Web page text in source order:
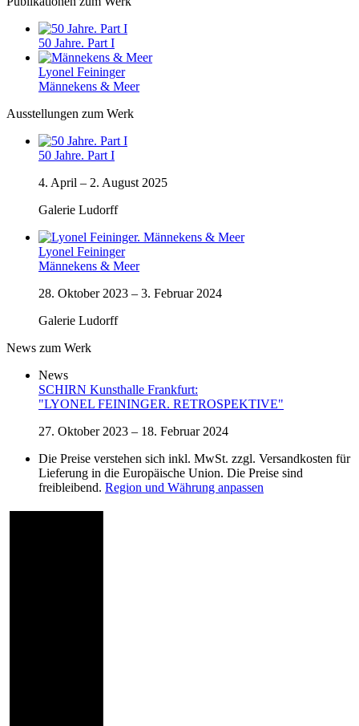
50 Jahre. Part I
Lyonel Feininger
Männekens & Meer
Ausstellungen zum Werk
50 Jahre. Part I
4. April – 2. August 2025
Galerie Ludorff
Lyonel Feininger
Männekens & Meer
28. Oktober 2023 – 3. Februar 2024
Galerie Ludorff
News zum Werk
News
SCHIRN Kunsthalle Frankfurt:
"LYONEL FEININGER. RETROSPEKTIVE"
27. Oktober 2023 – 18. Februar 2024
Die Preise verstehen sich inkl. MwSt. zzgl. Versandkosten für
Lieferung in die Europäische Union. Die Preise sind
freibleibend. Region und Währung anpassen